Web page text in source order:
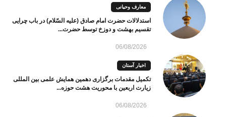
معارف وحیانی
استدلالات حضرت امام صادق (علیه السّلام) در باب چرایی
تقسیم بهشت و دوزخ توسط حضرت...
06/08/2026
اخبار آستان
تکمیل مقدمات برگزاری دهمین همایش علمی بین المللی
زیارت اربعین با محوریت هشت حوزه...
06/08/2026